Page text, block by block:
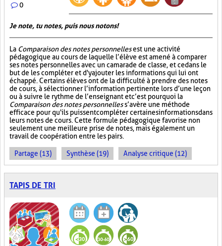
0
Je note, tu notes, puis nous notons!
La Comparaison des notes personnellesest une activité
pédagogique au cours de laquelle l’élève est amené à comparer
ses notes personnelles avec un camarade de classe, et ce dans le
but de les compléter et d'y ajouter les informations qui lui ont
échappé. Certains élèves ont de la difficulté à prendre des notes
de cours, à sélectionner l’information pertinente lors d’une leçon
ou à suivre le rythme de l’enseignant et c’est pourquoi la
Comparaison des notes personnelless’avère une méthode
efficace pour qu'ils puissent compléter certaines informations dans
leurs notes de cours. Cette formule pédagogique favorise non
seulement une meilleure prise de notes, mais également un
travail de coopération entre les pairs.
Partage (13) Synthèse (19) Analyse critique (12)
TAPIS DE TRI